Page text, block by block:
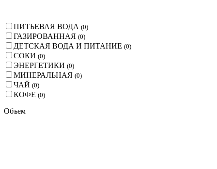
ПИТЬЕВАЯ ВОДА (0)
ГАЗИРОВАННАЯ (0)
ДЕТСКАЯ ВОДА И ПИТАНИЕ (0)
СОКИ (0)
ЭНЕРГЕТИКИ (0)
МИНЕРАЛЬНАЯ (0)
ЧАЙ (0)
КОФЕ (0)
Объем